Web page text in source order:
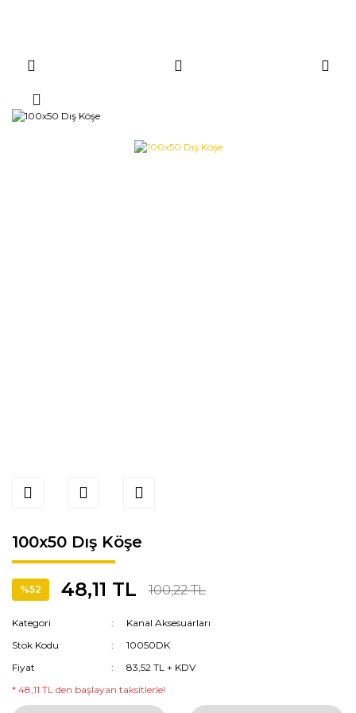
100x50 Dış Köşe
%52 48,11 TL 100,22 TL
Kategori
Kanal Aksesuarları
Stok Kodu
10050DK
Fiyat
83,52 TL + KDV
* 48,11 TL den başlayan taksitlerle!